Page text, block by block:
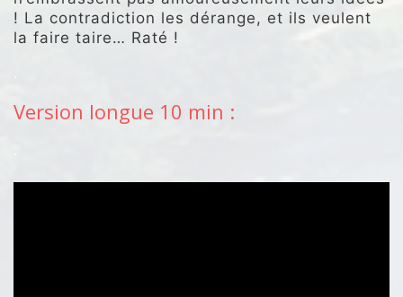
! La contradiction les dérange, et ils veulent
la faire taire… Raté !
.
Version longue 10 min :
.